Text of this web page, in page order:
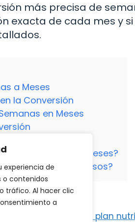
experiencia de
o contenidos
tráfico. Al hacer clic
a
más precisa de
exacta de cada mes y
a Meses
la Conversión
en Meses
de Semanas a Meses?
Cálculos Más Precisos?
masa muscular: plan